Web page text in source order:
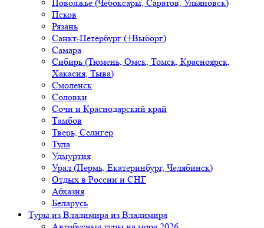
Поволжье (Чебоксары, Саратов, Ульяновск)
Псков
Рязань
Санкт-Петербург (+Выборг)
Самара
Сибирь (Тюмень, Омск, Томск, Красноярск,
Хакасия, Тыва)
Смоленск
Соловки
Сочи и Краснодарский край
Тамбов
Тверь, Селигер
Тула
Удмуртия
Урал (Пермь, Екатеринбург, Челябинск)
Отдых в России и СНГ
Абхазия
Беларусь
Туры из Владимира из Владимира